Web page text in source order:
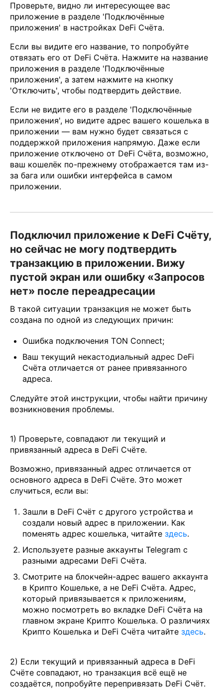
Проверьте, видно ли интересующее вас
приложение в разделе 'Подключённые
приложения' в настройках DeFi Счёта.
Если вы видите его название, то попробуйте
отвязать его от DeFi Счёта. Нажмите на название
приложения в разделе 'Подключённые
приложения', а затем нажмите на кнопку
'Отключить', чтобы подтвердить действие.
Если не видите его в разделе 'Подключённые
приложения', но видите адрес вашего кошелька в
приложении — вам нужно будет связаться с
поддержкой приложения напрямую. Даже если
приложение отключено от DeFi Счёта, возможно,
ваш кошелёк по-прежнему отображается там из-
за бага или ошибки интерфейса в самом
приложении.
Подключил приложение к DeFi Счёту,
но сейчас не могу подтвердить
транзакцию в приложении. Вижу
пустой экран или ошибку «Запросов
нет» после переадресации
В такой ситуации транзакция не может быть
создана по одной из следующих причин:
Ошибка подключения TON Connect;
Ваш текущий некастодиальный адрес DeFi
Счёта отличается от ранее привязанного
адреса.
Следуйте этой инструкции, чтобы найти причину
возникновения проблемы.
1) Проверьте, совпадают ли текущий и
привязанный адреса в DeFi Счёте.
Возможно, привязанный адрес отличается от
основного адреса в DeFi Счёте. Это может
случиться, если вы:
Зашли в DeFi Счёт с другого устройства и
создали новый адрес в приложении. Как
поменять адрес кошелька, читайте здесь.
Используете разные аккаунты Telegram с
разными адресами DeFi Счёта.
Cмотрите на блокчейн-адрес вашего аккаунта
в Крипто Кошельке, а не DeFi Счёта. Адрес,
который привязывается к приложениям,
можно посмотреть во вкладке DeFi Счёта на
главном экране Крипто Кошелька. О различиях
Крипто Кошелька и DeFi Счёта читайте здесь.
2) Если текущий и привязанный адреса в DeFi
Счёте совпадают, но транзакция всё ещё не
создаётся, попробуйте перепривязать DeFi Счёт.